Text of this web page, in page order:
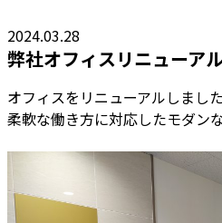
2024.03.28
弊社オフィスリニューア
オフィスをリニューアルしました
柔軟な働き方に対応したモダン